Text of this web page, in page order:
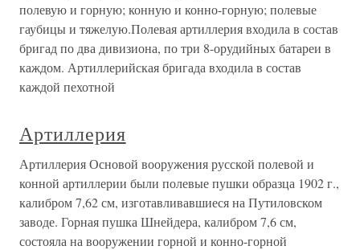
полевую и горную; конную и конно-горную; полевые
гаубицы и тяжелую.Полевая артиллерия входила в состав
бригад по два дивизиона, по три 8-орудийных батареи в
каждом. Артиллерийская бригада входила в состав
каждой пехотной
Артиллерия
Артиллерия Основой вооружения русской полевой и
конной артиллерии были полевые пушки образца 1902 г.,
калибром 7,62 см, изготавливавшиеся на Путиловском
заводе. Горная пушка Шнейдера, калибром 7,6 см,
состояла на вооружении горной и конно-горной